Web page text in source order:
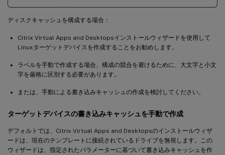
ディスクキャッシュを構成する場合：
Citrix Virtual Apps and Desktopsインストールウィザードを使用して
Linuxターゲットデバイスを作成することをお勧めします。
ラベルを手動で作成する場合、構成の競合を避けるために、大文字と小文
字を厳格に区別する必要があります。
または、手動による書き込みキャッシュの作成を検討してください。
ターゲットデバイスの書き込みキャッシュを手動で作成
デフォルトでは、Citrix Virtual Apps and Desktopsのインストールウィザ
ードは、現在のテンプレートに接続されているドライブを無視します。この
ウィザードは、指定されたパラメーターに基づいて書き込みキャッシュを作